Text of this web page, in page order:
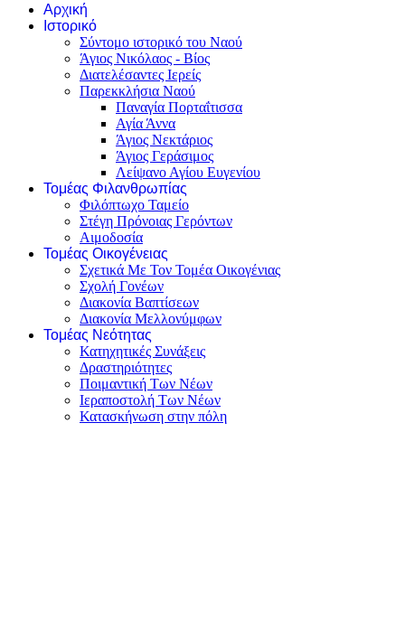
Αρχική
Ιστορικό
Σύντομο ιστορικό του Ναού
Άγιος Νικόλαος - Βίος
Διατελέσαντες Ιερείς
Παρεκκλήσια Ναού
Παναγία Πορταΐτισσα
Αγία Άννα
Άγιος Νεκτάριος
Άγιος Γεράσιμος
Λείψανο Αγίου Ευγενίου
Τομέας Φιλανθρωπίας
Φιλόπτωχο Ταμείο
Στέγη Πρόνοιας Γερόντων
Αιμοδοσία
Τομέας Οικογένειας
Σχετικά Με Τον Τομέα Οικογένιας
Σχολή Γονέων
Διακονία Βαπτίσεων
Διακονία Μελλονύμφων
Τομέας Νεότητας
Κατηχητικές Συνάξεις
Δραστηριότητες
Ποιμαντική Των Νέων
Ιεραποστολή Των Νέων
Κατασκήνωση στην πόλη